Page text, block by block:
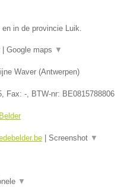
in de provincie Luik.
Google maps ▼
Waver (Antwerpen)
, Fax: -, BTW-nr: BE0815788806
Screenshot ▼
▼